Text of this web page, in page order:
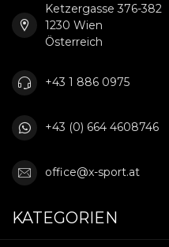
Ketzergasse 376-382
1230 Wien
Österreich
+43 1 886 0975
+43 (0) 664 4608746
office@x-sport.at
KATEGORIEN